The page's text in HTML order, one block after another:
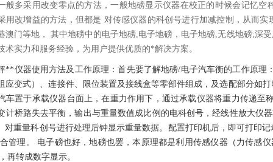
般多采用改变零点的方法，一般地磅显示仪器在校正的时候会记忆
用改增益的方法，但都是 对传感仪器的科创号进行加减控制，从而
澳门等地， 其中地磅中的电子地磅,电子地磅，电子地磅,无线地磅;深
术实力和服务经验，为用户提供优质的*解决方案。
**仪器使用方法及工作原理：首先要了解地磅/电子汽车衡的工作原
应变式）、连接件、限位装置及接线盒等零部件组成，及选配部分如
车置于承载仪器台面上，在重力作用下，通过承载仪器将重力传递
计桥路失去平衡，输出与重量数值成比例的电科创号，经线性放大仪
对重量科创号进行处理后钟显示重量数据。配置打印机后，即可打印
管理。 电子磅也好，地磅也罢，本原理都是利用传感仪器（力传感
再转成数字显示。